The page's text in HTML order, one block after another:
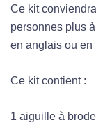
Ce kit
personnes plus
en anglais ou en
Ce kit contient :
1 aiguille à